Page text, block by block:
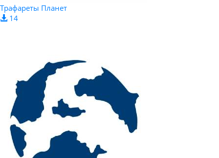
Трафареты Планет
14